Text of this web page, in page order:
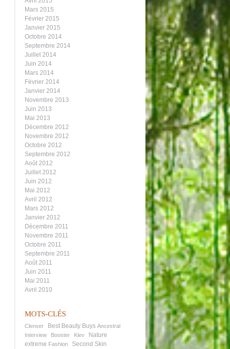
Mars 2015
Février 2015
Janvier 2015
Octobre 2014
Septembre 2014
Juillet 2014
Juin 2014
Mars 2014
Février 2014
Janvier 2014
Novembre 2013
Juin 2013
Mai 2013
Décembre 2012
Novembre 2012
Octobre 2012
Septembre 2012
Août 2012
Juillet 2012
Juin 2012
Mai 2012
Avril 2012
Mars 2012
Janvier 2012
Décembre 2011
Novembre 2011
Octobre 2011
Septembre 2011
Août 2011
Juin 2011
Mai 2011
Avril 2010
MOTS-CLÉS
Clenser Best Beauty Buys Ancestral
Interview
Booster Kiev
Nature
extreme Fashion
Second Skin